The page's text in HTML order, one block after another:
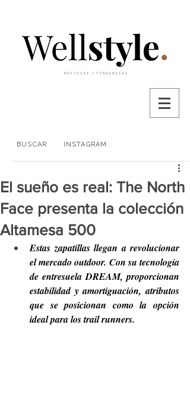
BUSCAR INSTAGRAM
El sueño es real: The North
Face presenta la colección
Altamesa 500
Estas zapatillas llegan a revolucionar
el mercado outdoor. Con su tecnología
de entresuela DREAM, proporcionan
estabilidad y amortiguación, atributos
que se posicionan como la opción
ideal para los trail runners.